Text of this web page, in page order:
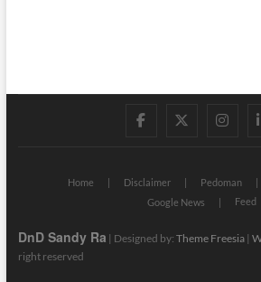
facebook
Home Disclaimer Pedoman
Google News
Feed
DnD Sandy Ra | Designed by: Theme Freesia|
right reserved